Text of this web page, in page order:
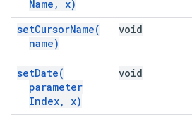
Name , x)
setCursorName(
name)
void
setDate(
parameter
Index, x)
void